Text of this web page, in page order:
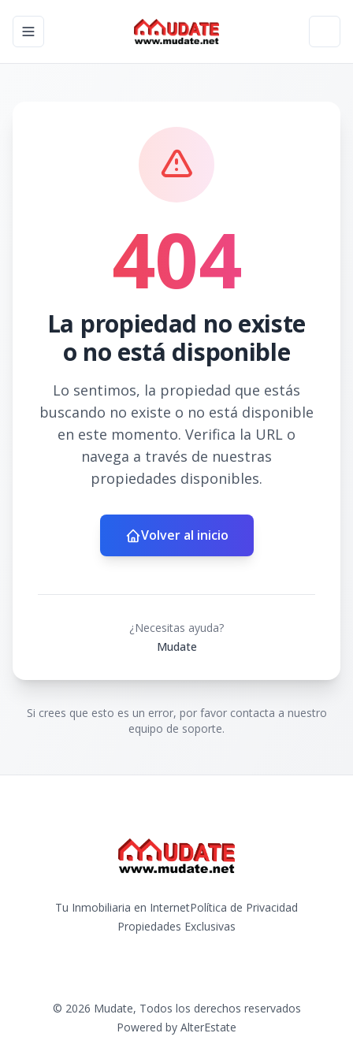
Toggle navigation menu
404
La propiedad no existe
o no está disponible
Lo sentimos, la propiedad que estás
buscando no existe o no está disponible
en este momento. Verifica la URL o
navega a través de nuestras
propiedades disponibles.
Volver al inicio
¿Necesitas ayuda?
Mudate
Si crees que esto es un error, por favor contacta a nuestro
equipo de soporte.
Tu Inmobiliaria en InternetPolítica de Privacidad
Propiedades Exclusivas
© 2026 Mudate, Todos los derechos reservados
Powered by AlterEstate